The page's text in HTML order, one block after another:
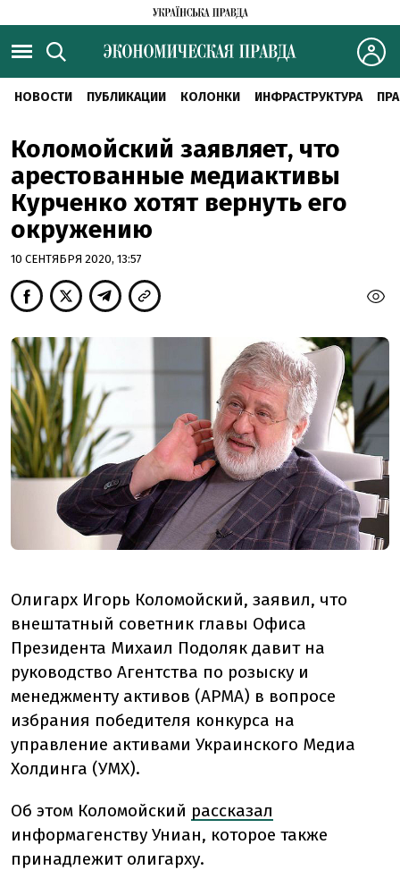
НОВОСТИ ПУБЛИКАЦИИ КОЛОНКИ ИНФРАСТРУКТУРА
Коломойский заявляет, что
арестованные медиактивы
Курченко хотят вернуть его
окружению
10 СЕНТЯБРЯ 2020, 13:57
Олигарх Игорь Коломойский, заявил, что
внештатный советник главы Офиса
Президента Михаил Подоляк давит на
руководство Агентства по розыску и
менеджменту активов (АРМА) в вопросе
избрания победителя конкурса на
управление активами Украинского Медиа
Холдинга (УМХ).
Об этом Коломойский рассказал
информагенству Униан, которое также
принадлежит олигарху.